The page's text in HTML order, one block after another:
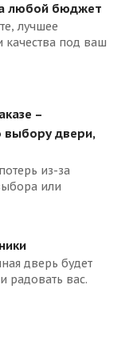
любой бюджет
лучшее
под ваш
–
выбору двери,
из-за
или
дверь будет
радовать вас.